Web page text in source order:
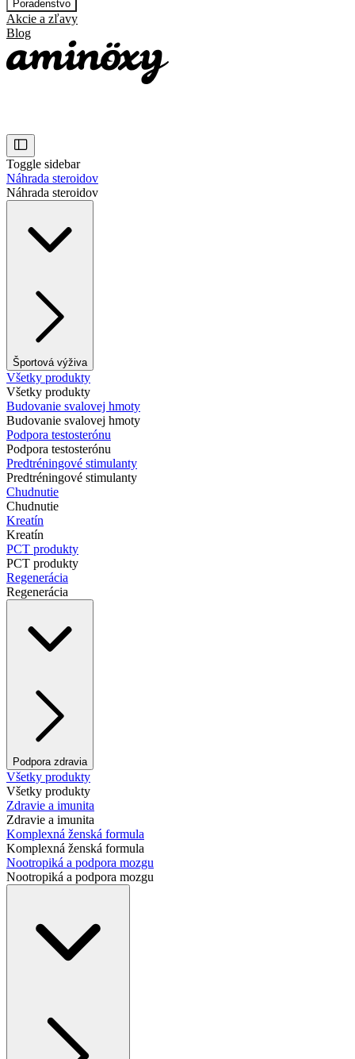
Poradenstvo
Akcie a zľavy
Blog
Toggle sidebar
Náhrada steroidov
Náhrada steroidov
Športová výživa
Všetky produkty
Všetky produkty
Budovanie svalovej hmoty
Budovanie svalovej hmoty
Podpora testosterónu
Podpora testosterónu
Predtréningové stimulanty
Predtréningové stimulanty
Chudnutie
Chudnutie
Kreatín
Kreatín
PCT produkty
PCT produkty
Regenerácia
Regenerácia
Podpora zdravia
Všetky produkty
Všetky produkty
Zdravie a imunita
Zdravie a imunita
Komplexná ženská formula
Komplexná ženská formula
Nootropiká a podpora mozgu
Nootropiká a podpora mozgu